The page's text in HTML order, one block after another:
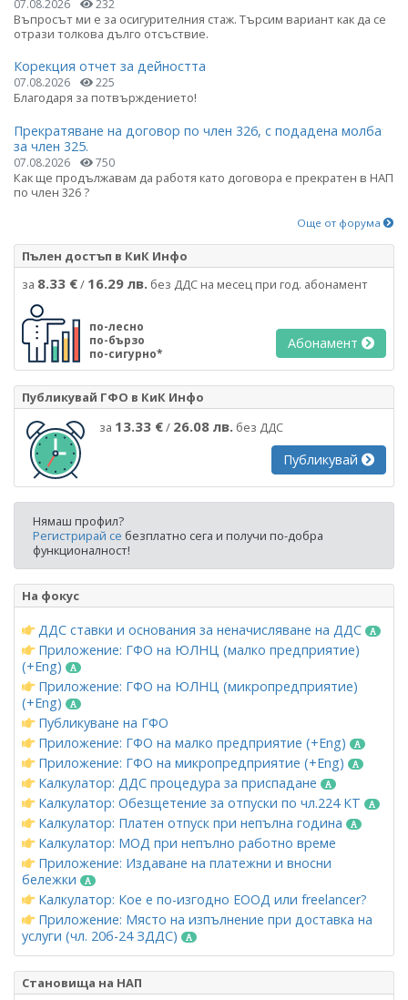
07.08.2026 232
Въпросът ми е за осигурителния стаж. Търсим вариант как да се
отрази толкова дълго отсъствие.
Корекция отчет за дейността
07.08.2026 225
Благодаря за потвърждението!
Прекратяване на договор по член 326, с подадена молба
за член 325.
07.08.2026 750
Как ще продължавам да работя като договора е прекратен в НАП
по член 326 ?
Още от форума
Пълен достъп в КиК Инфо
за 8.33 €/ 16.29 лв. без ДДС на месец при год. абонамент
по-лесно
по-бързо
по-сигурно*
Абонамент
Публикувай ГФО в КиК Инфо
за 13.33 €/ 26.08 лв. без ДДС
Публикувай
Нямаш профил?
Регистрирай се безплатно сега и получи по-добра
функционалност!
На фокус
ДДС ставки и основания за неначисляване на ДДС
Приложение: ГФО на ЮЛНЦ (малко предприятие)
(+Eng)
Приложение: ГФО на ЮЛНЦ (микропредприятие)
(+Eng)
Публикуване на ГФО
Приложение: ГФО на малко предприятие (+Eng)
Приложение: ГФО на микропредприятие (+Eng)
Калкулатор: ДДС процедура за приспадане
Калкулатор: Обезщетение за отпуски по чл.224 КТ
Калкулатор: Платен отпуск при непълна година
Калкулатор: МОД при непълно работно време
Приложение: Издаване на платежни и вносни
бележки
Калкулатор: Кое е по-изгодно ЕООД или freelancer?
Приложение: Място на изпълнение при доставка на
услуги (чл. 20б-24 ЗДДС)
Становища на НАП